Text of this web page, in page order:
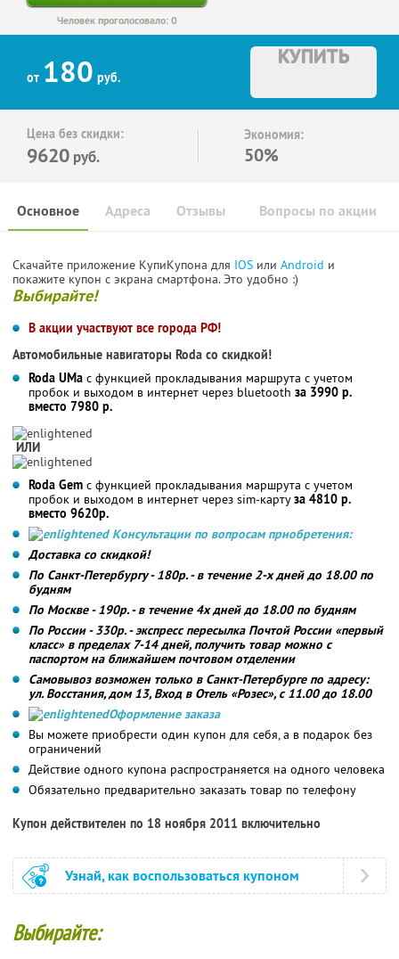
Человек проголосовало: 0
от 180 руб.
КУПИТЬ
Цена без скидки:
9620 руб.
Экономия:
50%
Основное Отзывы Вопросы по акции
Адреса
Скачайте приложение КупиКупона для IOS или Android и
покажите купон с экрана смартфона. Это удобно :)
Выбирайте!
В акции участвуют все города РФ!
Автомобильные навигаторы Roda со скидкой!
Roda UMa с функцией прокладывания маршрута с учетом
пробок и выходом в интернет через bluetooth за 3990 р.
вместо 7980 р.
ИЛИ
Roda Gem с функцией прокладывания маршрута с учетом
пробок и выходом в интернет через sim-картуза 4810 р.
вместо 9620р.
Консультации по вопросам приобретения:
Доставка со скидкой!
По Санкт-Петербургу - 180р. - в течение 2-х дней до 18.00 по
будням
По Москве - 190р. - в течение 4х дней до 18.00 по будням
По России - 330р. - экспресс пересылка Почтой России «первый
класс» в пределах 7-14 дней, получить товар можно с
паспортом на ближайшем почтовом отделении
Самовывоз возможен только в Санкт-Петербурге по адресу:
ул. Восстания, дом 13, Вход в Отель «Розес», с 11.00 до 18.00
Оформление заказа
Вы можете приобрести один купон для себя, а в подарок без
ограничений
Действие одного купона распространяется на одного человека
Обязательно предварительно заказать товар по телефону
Купон действителен по 18 ноября 2011 включительно
Узнай, как воспользоваться купоном
Выбирайте: